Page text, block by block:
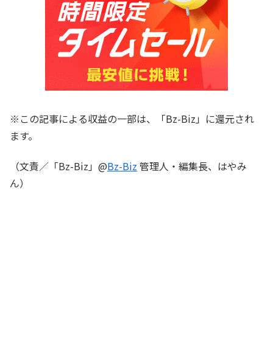
※この記事による収益の一部は、「Bz-Biz」に還元され
ます。
（文責／「Bz-Biz」@Bz-Biz 管理人・編集長、はやみ
ん）